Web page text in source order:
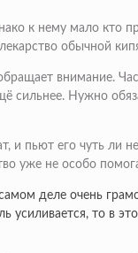
к нему мало кто
обычной
внимание.
сильнее. Нужно
пьют его чуть ли
уже не особо
деле очень
то в